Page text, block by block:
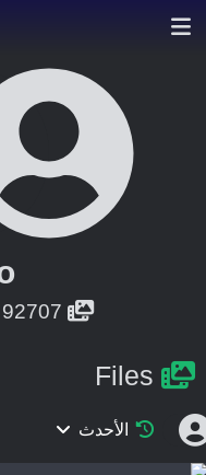
92707
Files
الأحدث